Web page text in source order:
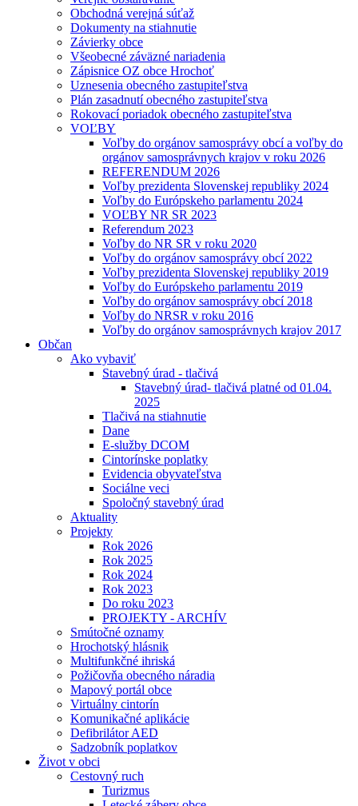
Obchodná verejná súťaž
Dokumenty na stiahnutie
Závierky obce
Všeobecné záväzné nariadenia
Zápisnice OZ obce Hrochoť
Uznesenia obecného zastupiteľstva
Plán zasadnutí obecného zastupiteľstva
Rokovací poriadok obecného zastupiteľstva
VOĽBY
Voľby do orgánov samosprávy obcí a voľby do
orgánov samosprávnych krajov v roku 2026
REFERENDUM 2026
Voľby prezidenta Slovenskej republiky 2024
Voľby do Európskeho parlamentu 2024
VOĽBY NR SR 2023
Referendum 2023
Voľby do NR SR v roku 2020
Voľby do orgánov samosprávy obcí 2022
Voľby prezidenta Slovenskej republiky 2019
Voľby do Európskeho parlamentu 2019
Voľby do orgánov samosprávy obcí 2018
Voľby do NRSR v roku 2016
Voľby do orgánov samosprávnych krajov 2017
Občan
Ako vybaviť
Stavebný úrad - tlačivá
Stavebný úrad- tlačivá platné od 01.04.
2025
Tlačivá na stiahnutie
Dane
E-služby DCOM
Cintorínske poplatky
Evidencia obyvateľstva
Sociálne veci
Spoločný stavebný úrad
Aktuality
Projekty
Rok 2026
Rok 2025
Rok 2024
Rok 2023
Do roku 2023
PROJEKTY - ARCHÍV
Smútočné oznamy
Hrochotský hlásnik
Multifunkčné ihriská
Požičovňa obecného náradia
Mapový portál obce
Virtuálny cintorín
Komunikačné aplikácie
Defibrilátor AED
Sadzobník poplatkov
Život v obci
Cestovný ruch
Turizmus